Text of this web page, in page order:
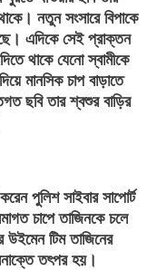
নতুন সংসারে বিপাকে
এদিকে সেই প্রাক্তন
থাকে যেনো স্বামীকে
মানসিক চাপ বাড়াতে
ছবি তার শ্বশুর বাড়ির
পুলিশ সাইবার সাপোর্ট
চাপে তাজিনকে চলে
উইমেন টিম তাজিনের
তৎপর হয়।